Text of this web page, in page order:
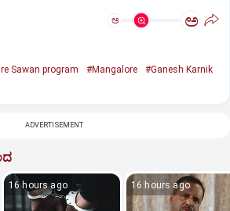
ಅ ಅ
Sawan program #Mangalore
#Ganesh Karnik
ADVERTISEMENT
16 hours ago 16 hours ago